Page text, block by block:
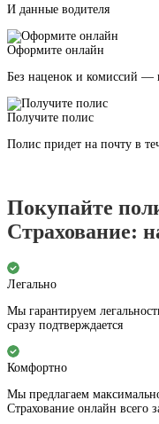
И данные водителя
Оформите онлайн
Без наценок и комиссий —
Получите полис
Полис придет на почту в
Покупайте
Страхование:
Легально
Мы гарантируем
сразу подтверждается
Комфортно
Мы предлагаем
Страхование онлайн всего